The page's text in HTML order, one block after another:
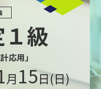
級
応用」
月 15日(日)